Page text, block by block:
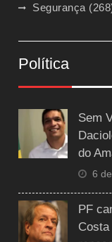
Segurança
Política
Sem
do
6
PF